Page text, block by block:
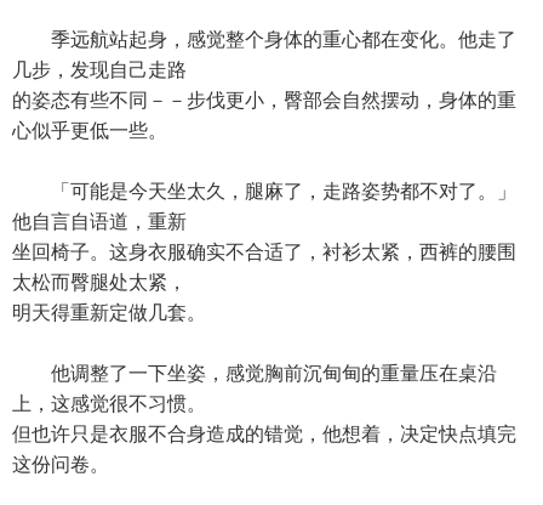
季远航站起身，感觉整个身体的重心都在变化。他走了
几步，发现自己走路
的姿态有些不同－－步伐更小，臀部会自然摆动，身体的重
心似乎更低一些。
「可能是今天坐太久，腿麻了，走路姿势都不对了。」
他自言自语道，重新
坐回椅子。这身衣服确实不合适了，衬衫太紧，西裤的腰围
太松而臀腿处太紧，
明天得重新定做几套。
他调整了一下坐姿，感觉胸前沉甸甸的重量压在桌沿
上，这感觉很不习惯。
但也许只是衣服不合身造成的错觉，他想着，决定快点填完
这份问卷。